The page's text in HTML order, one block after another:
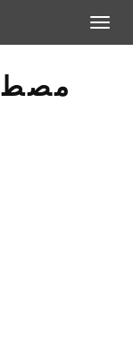
Toggle